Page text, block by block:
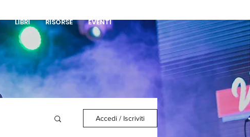
LIBRI RISORSE EVENTI
Accedi / Iscriviti